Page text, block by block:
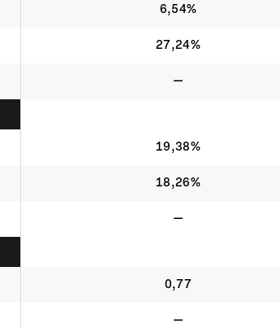
6,54%
27,24%
—
19,38%
18,26%
—
0,77
—